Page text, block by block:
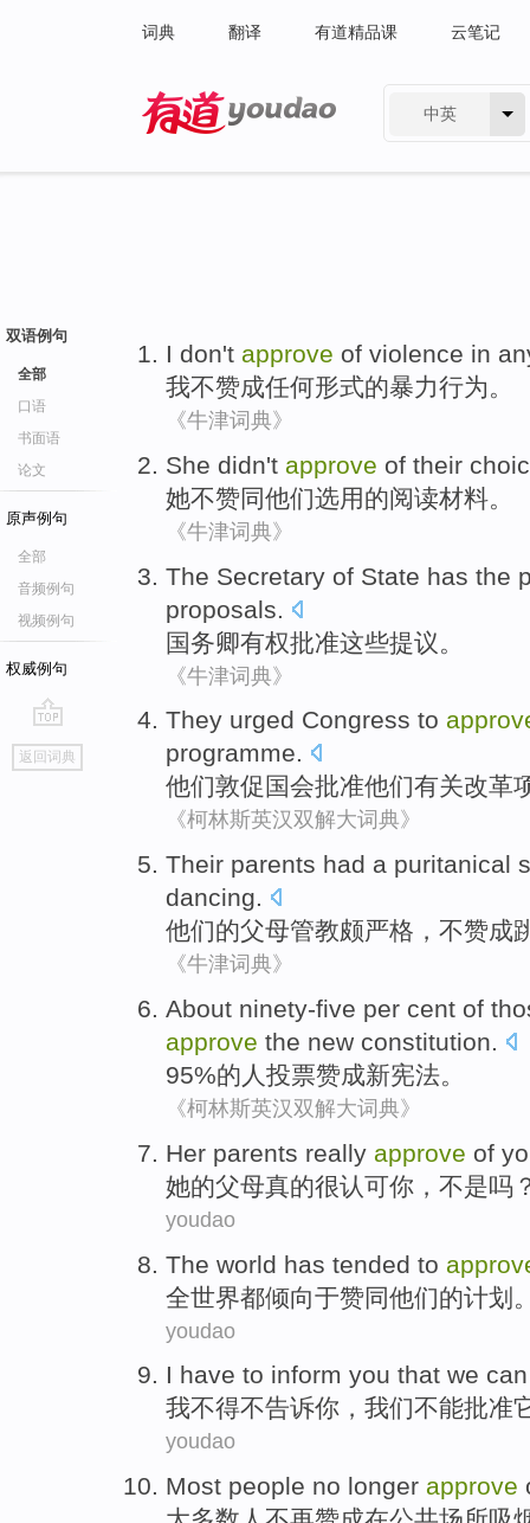
词典 翻译 有道精品课 云笔记
中英
双语例句
全部
口语
书面语
论文
原声例句
全部
音频例句
视频例句
权威例句
go
top
返回词典
I don't approve of violence in
我不赞成任何形式的暴力行为。
《牛津词典》
She didn't approve of their
她不赞同他们选用的阅读材料。
《牛津词典》
The Secretary of State has the
proposals
国务卿有权批准这些提议。
《牛津词典》
They urged Congress to
programme.
他们敦促 国会批准他们有关改革
《柯林斯英汉双解大词典》
Their parents had a puritanical
dancing.
他们的父母管教颇严格， 不赞成
《牛津词典》
About ninety-five per cent of
approve the new constitution.
95%的 人 投票赞成新宪法。
《柯林斯英汉双解大词典》
Her parents really approve of
她的父母真的很认可你 ， 不是吗
youdao
The world has tended to
全世界都倾向于赞同他们的计划
youdao
I have to inform you that we
我不得不告诉你 ， 我们不能批准
youdao
Most people no longer approve